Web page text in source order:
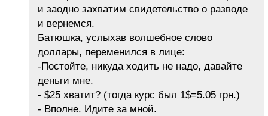
и заодно захватим свидетельство о разводе
и вернемся.
Батюшка, услыхав волшебное слово
доллары, переменился в лице:
-Постойте, никуда ходить не надо, давайте
деньги мне.
- $25 хватит? (тогда курс был 1$=5.05 грн.)
- Вполне. Идите за мной.